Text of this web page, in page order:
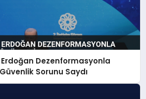
Dezenformasyonla
Sorunu Saydı